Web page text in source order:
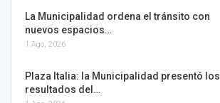
La Municipalidad ordena el tránsito con
nuevos espacios…
1 Ago, 2026
Plaza Italia: la Municipalidad presentó los
resultados del…